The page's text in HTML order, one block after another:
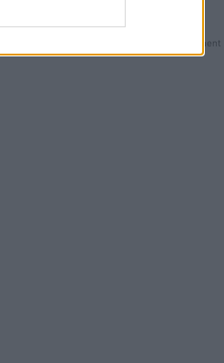
- Advertisment -